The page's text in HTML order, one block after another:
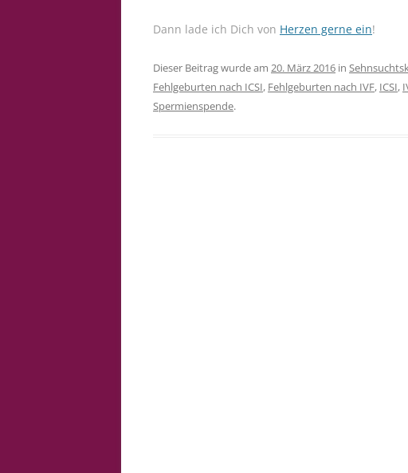
Dann lade ich Dich von Herzen gerne ein!
Dieser Beitrag wurde am 20. März 2016 in
Fehlgeburten nach ICSI, Fehlgeburten nach IVF, ICSI,
Spermienspende.